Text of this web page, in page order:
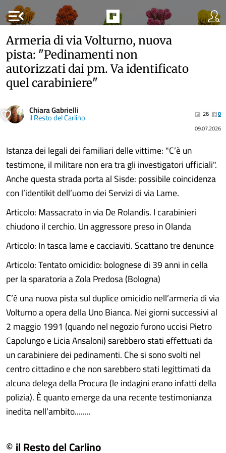
menu_open
Armeria di via Volturno, nuova
pista: "Pedinamenti non
autorizzati dai pm. Va identificato
quel carabiniere"
Chiara Gabrielli
il Resto del Carlino 26
0
09.07.2026
Istanza dei legali dei familiari delle vittime: "C’è un
testimone, il militare non era tra gli investigatori ufficiali".
Anche questa strada porta al Sisde: possibile coincidenza
con l’identikit dell’uomo dei Servizi di via Lame.
Articolo: Massacrato in via De Rolandis. I carabinieri
chiudono il cerchio. Un aggressore preso in Olanda
Articolo: In tasca lame e cacciaviti. Scattano tre denunce
Articolo: Tentato omicidio: bolognese di 39 anni in cella
per la sparatoria a Zola Predosa (Bologna)
C’è una nuova pista sul duplice omicidio nell’armeria di via
Volturno a opera della Uno Bianca. Nei giorni successivi al
2 maggio 1991 (quando nel negozio furono uccisi Pietro
Capolungo e Licia Ansaloni) sarebbero stati effettuati da
un carabiniere dei pedinamenti. Che si sono svolti nel
centro cittadino e che non sarebbero stati legittimati da
alcuna delega della Procura (le indagini erano infatti della
polizia). È quanto emerge da una recente testimonianza
inedita nell’ambito........
© il Resto del Carlino